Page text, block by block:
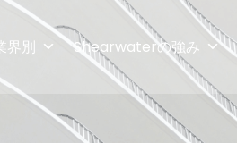
界別 Shearwaterの強み